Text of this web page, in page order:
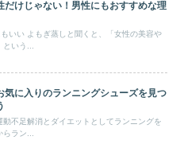
だけじゃない！男性にもおすすめな理
いい よもぎ蒸しと聞くと、「女性の美容や
という...
気に入りのランニングシューズを見つ
動不足解消とダイエットとしてランニングを
らラン...